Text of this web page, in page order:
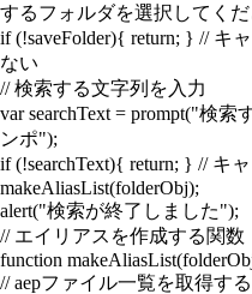
するフォルダを選択してく
if (!saveFolder){ return; } // キ
ない
// 検索する文字列を入力
var searchText = prompt("検
ンポ");
if (!searchText){ return; } // キ
makeAliasList(folderObj);
alert("検索が終了しました");
// エイリアスを作成する関数
function
// aepファイル一覧を取得する